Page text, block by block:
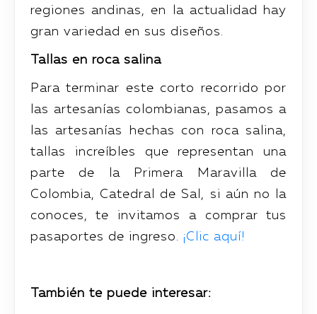
regiones andinas, en la actualidad hay
gran variedad en sus diseños.
Tallas en roca salina
Para terminar este corto recorrido por
las artesanías colombianas, pasamos a
las artesanías hechas con roca salina,
tallas increíbles que representan una
parte de la Primera Maravilla de
Colombia, Catedral de Sal, si aún no la
conoces, te invitamos a comprar tus
pasaportes de ingreso. ¡Clic aquí!
También te puede interesar: